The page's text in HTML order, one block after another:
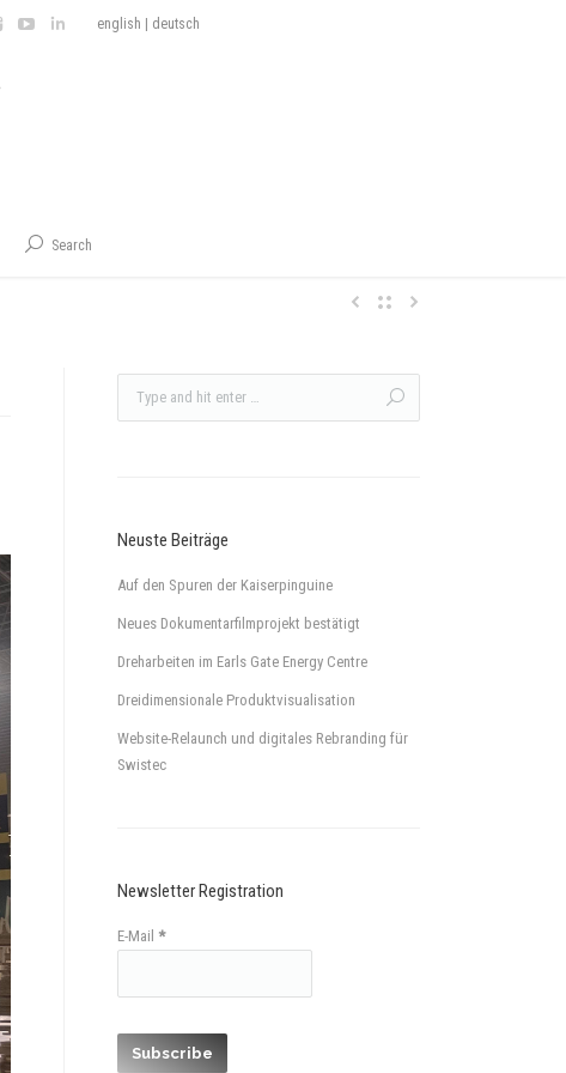
english deutsch
Search
Neuste Beiträge
Auf den Spuren der Kaiserpinguine
Neues Dokumentarfilmprojekt bestätigt
Dreharbeiten im Earls Gate Energy Centre
Dreidimensionale Produktvisualisation
Website-Relaunch und digitales Rebranding für
Swistec
Newsletter Registration
E-Mail *